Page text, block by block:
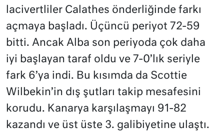
lacivertliler Calathes önderliğinde farkı
açmaya başladı. Üçüncü periyot 72-59
bitti. Ancak Alba son periyoda çok daha
iyi başlayan taraf oldu ve 7-0’lık seriyle
fark 6’ya indi. Bu kısımda da Scottie
Wilbekin’in dış şutları takip mesafesini
korudu. Kanarya karşılaşmayı 91-82
kazandı ve üst üste 3. galibiyetine ulaştı.